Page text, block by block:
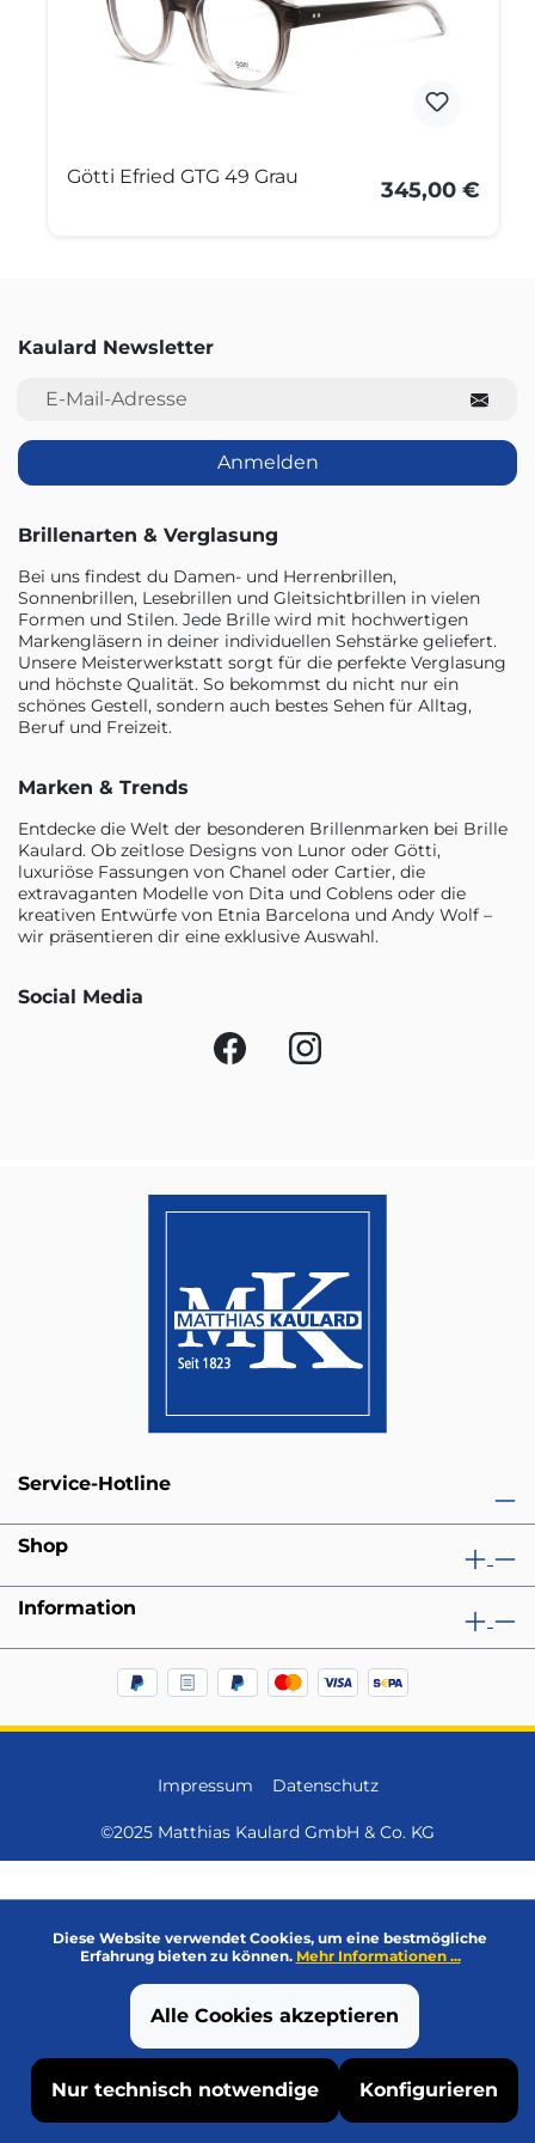
Götti Efried GTG 49 Grau
345,00 €
Kaulard Newsletter
E-Mail-Adresse
Anmelden
Brillenarten & Verglasung
Bei uns findest du Damen- und Herrenbrillen,
Sonnenbrillen, Lesebrillen und Gleitsichtbrillen in vielen
Formen und Stilen. Jede Brille wird mit hochwertigen
Markengläsern in deiner individuellen Sehstärke geliefert.
Unsere Meisterwerkstatt sorgt für die perfekte Verglasung
und höchste Qualität. So bekommst du nicht nur ein
schönes Gestell, sondern auch bestes Sehen für Alltag,
Beruf und Freizeit.
Marken & Trends
Entdecke die Welt der besonderen Brillenmarken bei Brille
Kaulard. Ob zeitlose Designs von Lunor oder Götti,
luxuriöse Fassungen von Chanel oder Cartier, die
extravaganten Modelle von Dita und Coblens oder die
kreativen Entwürfe von Etnia Barcelona und Andy Wolf –
wir präsentieren dir eine exklusive Auswahl.
Social Media
Service-Hotline
Shop
Information
Impressum Datenschutz
©2025 Matthias Kaulard GmbH & Co. KG
Diese Website verwendet Cookies, um eine bestmögliche
Erfahrung bieten zu können. Mehr Informationen ...
Nur technisch notwendige Konfigurieren
Alle Cookies akzeptieren